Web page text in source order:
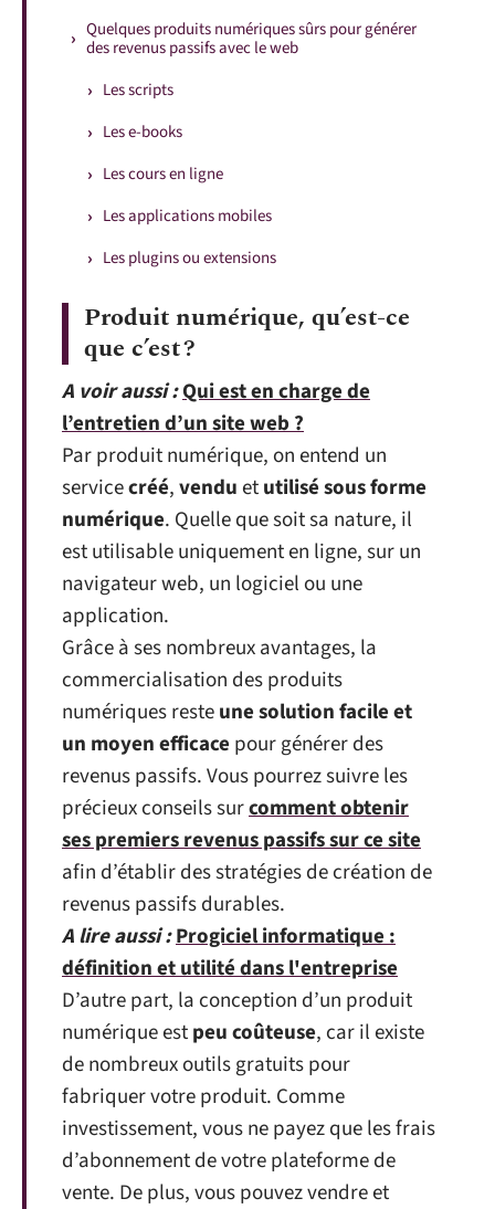
Quelques produits numériques sûrs pour générer
des revenus passifs avec le web
Les scripts
Les e-books
Les cours en ligne
Les applications mobiles
Les plugins ou extensions
Produit numérique, qu’est-ce
que c’est ?
A voir aussi :Qui est en charge de
l’entretien d’un site web ?
Par produit numérique, on entend un
servicecréé,venduetutilisé sous forme
numérique. Quelle que soit sa nature, il
est utilisable uniquement en ligne, sur un
navigateur web, un logiciel ou une
application.
Grâce à ses nombreux avantages, la
commercialisation des produits
numériques resteune solution facile et
un moyen efficace pour générer des
revenus passifs. Vous pourrez suivre les
précieux conseils surcomment obtenir
ses premiers revenus passifs sur ce site
afin d’établir des stratégies de création de
revenus passifs durables.
A lire aussi :Progiciel informatique :
définition et utilité dans l'entreprise
D’autre part, la conception d’un produit
numérique estpeu coûteuse, car il existe
de nombreux outils gratuits pour
fabriquer votre produit. Comme
investissement, vous ne payez que les frais
d’abonnement de votre plateforme de
vente. De plus, vous pouvez vendre et